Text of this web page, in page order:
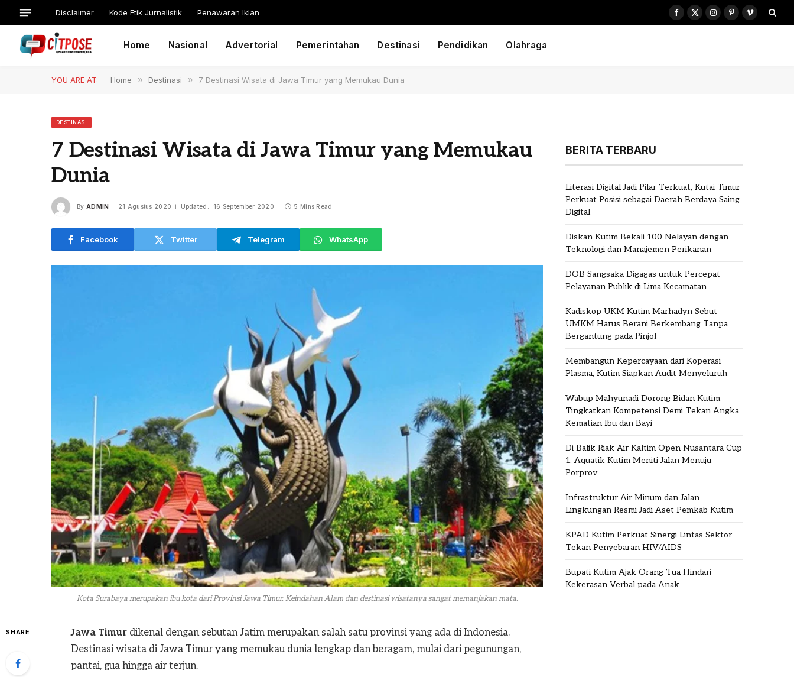
Disclaimer Kode Etik Jurnalistik Penawaran Iklan
Facebook
X
Instagram
PinterestVimeo
Home Nasional Advertorial Pemerintahan Destinasi Pendidikan Olahraga
YOU ARE AT: Home » Destinasi » 7 Destinasi Wisata di Jawa Timur yang Memukau Dunia
DESTINASI
7 Destinasi Wisata di Jawa Timur yang Memukau
Dunia
By ADMIN 21 Agustus 2020 Updated: 16 September 2020 5 Mins Read
Facebook Twitter Telegram WhatsApp
Kota Surabaya merupakan ibu kota dari Provinsi Jawa Timur. Keindahan Alam dan destinasi wisatanya sangat memanjakan mata.
SHARE Jawa Timur dikenal dengan sebutan Jatim merupakan salah satu provinsi yang ada di Indonesia.
Destinasi wisata di Jawa Timur yang memukau dunia lengkap dan beragam, mulai dari pegunungan,
pantai, gua hingga air terjun.
BERITA TERBARU
Literasi Digital Jadi Pilar Terkuat, Kutai Timur
Perkuat Posisi sebagai Daerah Berdaya Saing
Digital
Diskan Kutim Bekali 100 Nelayan dengan
Teknologi dan Manajemen Perikanan
DOB Sangsaka Digagas untuk Percepat
Pelayanan Publik di Lima Kecamatan
Kadiskop UKM Kutim Marhadyn Sebut
UMKM Harus Berani Berkembang Tanpa
Bergantung pada Pinjol
Membangun Kepercayaan dari Koperasi
Plasma, Kutim Siapkan Audit Menyeluruh
Wabup Mahyunadi Dorong Bidan Kutim
Tingkatkan Kompetensi Demi Tekan Angka
Kematian Ibu dan Bayi
Di Balik Riak Air Kaltim Open Nusantara Cup
1, Aquatik Kutim Meniti Jalan Menuju
Porprov
Infrastruktur Air Minum dan Jalan
Lingkungan Resmi Jadi Aset Pemkab Kutim
KPAD Kutim Perkuat Sinergi Lintas Sektor
Tekan Penyebaran HIV/AIDS
Bupati Kutim Ajak Orang Tua Hindari
Kekerasan Verbal pada Anak